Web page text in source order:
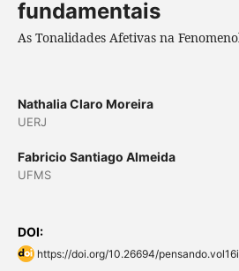
fundamentais
As Tonalidades Afetivas na
Nathalia Claro Moreira
UERJ
Fabricio Santiago Almeida
UFMS
DOI:
https://doi.org/10.26694/